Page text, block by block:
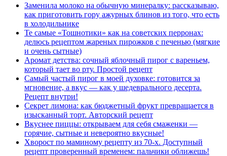
Заменила молоко на обычную минералку: рассказываю,
как приготовить гору ажурных блинов из того, что есть
в холодильнике
Те самые «Тошнотики» как на советских перронах:
делюсь рецептом жареных пирожков с печенью (мягкие
и очень сытные)
Аромат детства: сочный яблочный пирог с вареньем,
который тает во рту. Простой рецепт
Самый частый пирог в моей духовке: готовится за
мгновение, а вкус — как у шедеврального десерта.
Рецепт внутри!
Секрет лимона: как бюджетный фрукт превращается в
изысканный торт. Авторский рецепт
Вкуснее пиццы: открываем для себя смаженки —
горячие, сытные и невероятно вкусные!
Хворост по маминому рецепту из 70-х. Доступный
рецепт проверенный временем: пальчики оближешь!